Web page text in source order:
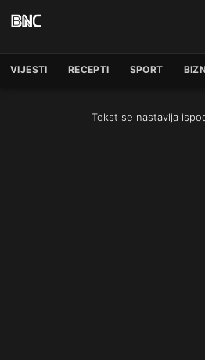
VIJESTI RECEPTI SPORT
Tekst se nastavlja